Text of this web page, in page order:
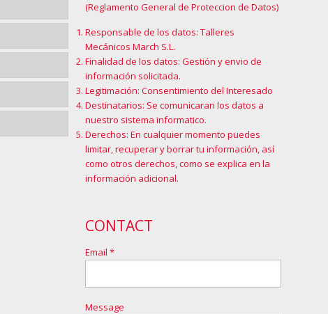
(Reglamento General de Proteccion de Datos)
Responsable de los datos: Talleres
Mecánicos March S.L.
Finalidad de los datos: Gestión y envio de
información solicitada.
Legitimación: Consentimiento del Interesado
Destinatarios: Se comunicaran los datos a
nuestro sistema informatico.
Derechos: En cualquier momento puedes
limitar, recuperar y borrar tu información, así
como otros derechos, como se explica en la
información adicional.
CONTACT
Email *
Message